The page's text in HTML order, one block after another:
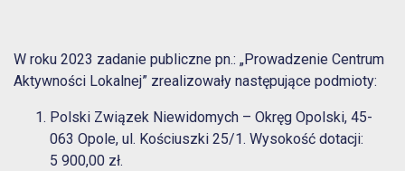
W roku 2023 zadanie publiczne pn.: „Prowadzenie Centrum
Aktywności Lokalnej” zrealizowały następujące podmioty:
Polski Związek Niewidomych – Okręg Opolski, 45-
063 Opole, ul. Kościuszki 25/1. Wysokość dotacji:
5 900,00 zł.